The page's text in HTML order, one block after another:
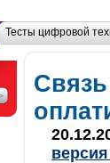
Тесты цифровой